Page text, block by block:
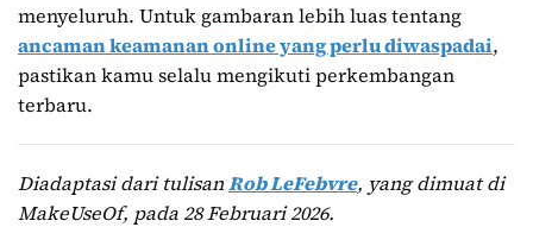
menyeluruh. Untuk gambaran lebih luas tentang
ancaman keamanan online yang perlu diwaspadai,
pastikan kamu selalu mengikuti perkembangan
terbaru.
Diadaptasi dari tulisanRob LeFebvre, yang dimuat di
MakeUseOf, pada 28 Februari 2026.